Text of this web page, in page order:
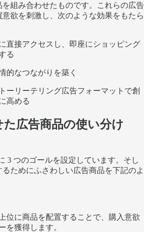
を組み合わせたものです。これらの広告
欲を刺激し、次のような効果をもたら
直接アクセスし、即座にショッピング
る
的なつながりを築く
ーリーテリング広告フォーマットで創
高める
た広告商品の使い分け
3 つのゴールを設定しています。そし
ためにふさわしい広告商品を下記のよ
位に商品を配置することで、購入意欲
を獲得します。